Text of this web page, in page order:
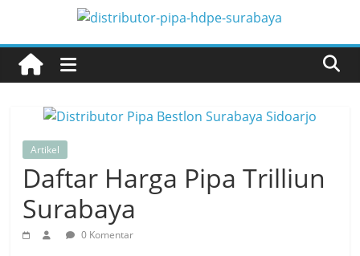
content
Distributor
Pipa
Surabaya
Melengkapi
semua
kebutuhanmu
Artikel
Daftar Harga Pipa Trilliun
Surabaya
0 Komentar